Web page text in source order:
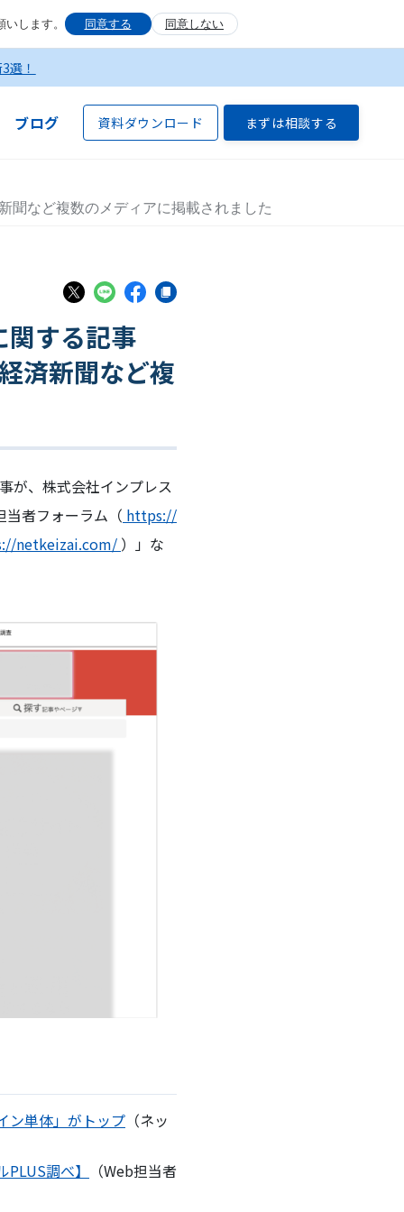
します。 同意する 同意しない
選！
ブログ 資料ダウンロード まずは相談する
聞など複数のメディアに掲載されました
関する記事
済新聞など複
が、株式会社インプレス
当者フォーラム（ https://
netkeizai.com/ ）」な
ン単体」がトップ （ネッ
調べ】
（Web担当者